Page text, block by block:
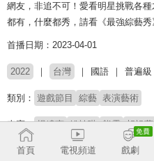
網友，非追不可！愛看明星挑戰各
都有，什麼都秀，請看《最強綜藝秀
首播日期：2023-04-01
2022 台灣 國語 普遍級
類別： 遊戲節目 綜藝 表演藝術
來賓： 楊繡惠 姚祐琳 熊霓 胡祖薇
徐瑋澤 王霆晏
STM人造技藝
首頁 電視頻道 戲劇